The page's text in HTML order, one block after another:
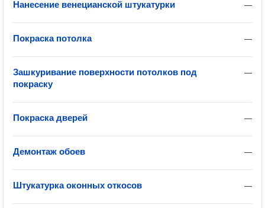
—
Нанесение венецианской штукатурки
—
Покраска потолка
—
Зашкуривание поверхности потолков под
покраску
—
Покраска дверей
—
Демонтаж обоев
—
Штукатурка оконных откосов